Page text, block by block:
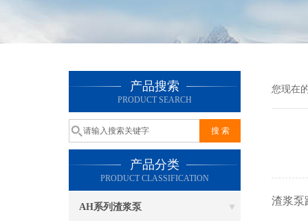
产品搜索
PRODUCT SEARCH
产品分类
PRODUCT CLASSIFICATION
AH系列渣浆泵
您现在
渣浆泵